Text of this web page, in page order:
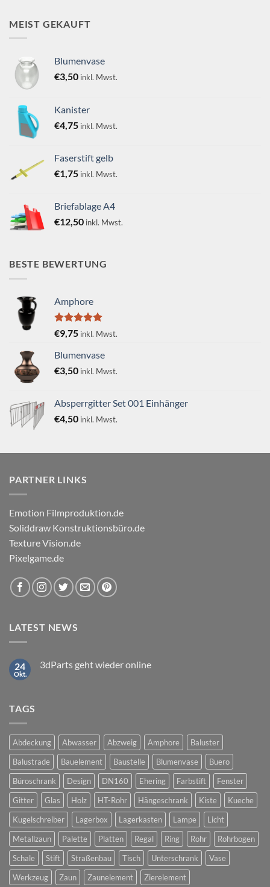
MEIST GEKAUFT
Blumenvase
€3,50 inkl. Mwst.
Kanister
€4,75 inkl. Mwst.
Faserstift gelb
€1,75 inkl. Mwst.
Briefablage A4
€12,50 inkl. Mwst.
BESTE BEWERTUNG
Amphore
Bewertet
mit
von 5
€9,75 inkl. Mwst.
Blumenvase
€3,50 inkl. Mwst.
Absperrgitter Set 001 Einhänger
€4,50 inkl. Mwst.
PARTNER LINKS
Emotion Filmproduktion.de
Soliddraw Konstruktionsbüro.de
Texture Vision.de
Pixelgame.de
LATEST NEWS
24
Okt.
3dParts geht wieder online
TAGS
Abdeckung Abwasser Abzweig Amphore
Baluster
Balustrade
Bauelement Baustelle Blumenvase
Buero
Büroschrank
Design DN160 Ehering Farbstift
Fenster
Gitter
Glas Holz HT-Rohr Hängeschrank Kiste
Kueche
Kugelschreiber
Lagerbox Lagerkasten Lampe
Licht
Metallzaun
Palette Platten Regal Ring Rohr
Rohrbogen
Schale
Stift Straßenbau Tisch Unterschrank
Vase
Werkzeug
Zaun Zaunelement Zierelement